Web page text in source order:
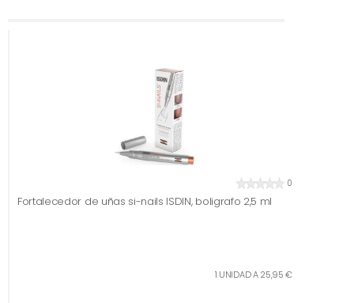
0
Fortalecedor de uñas si-nails ISDIN, boligrafo 2,5 ml
1 UNIDAD A 25,95 €